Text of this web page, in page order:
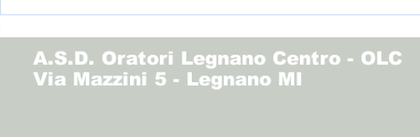
A.S.D. Oratori Legnano Centro - OLC
Via Mazzini 5 - Legnano MI